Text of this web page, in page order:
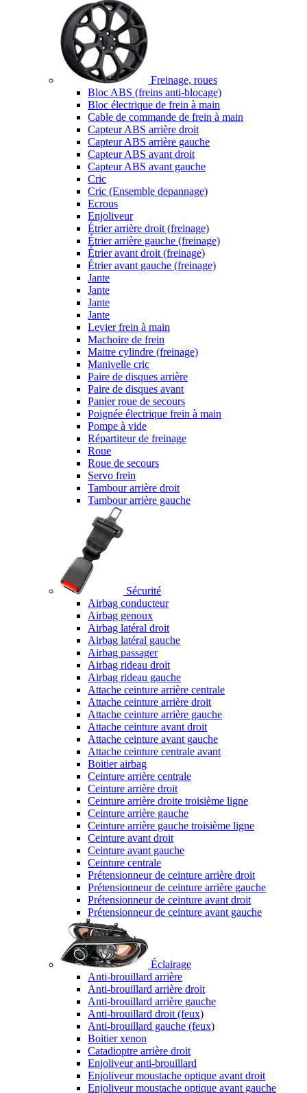
Freinage, roues
Bloc ABS (freins anti-blocage)
Bloc électrique de frein à main
Cable de commande de frein à main
Capteur ABS arrière droit
Capteur ABS arrière gauche
Capteur ABS avant droit
Capteur ABS avant gauche
Cric
Cric (Ensemble depannage)
Ecrous
Enjoliveur
Étrier arrière droit (freinage)
Étrier arrière gauche (freinage)
Étrier avant droit (freinage)
Étrier avant gauche (freinage)
Jante
Jante
Jante
Jante
Levier frein à main
Machoire de frein
Maitre cylindre (freinage)
Manivelle cric
Paire de disques arrière
Paire de disques avant
Panier roue de secours
Poignée électrique frein à main
Pompe à vide
Répartiteur de freinage
Roue
Roue de secours
Servo frein
Tambour arrière droit
Tambour arrière gauche
Sécurité
Airbag conducteur
Airbag genoux
Airbag latéral droit
Airbag latéral gauche
Airbag passager
Airbag rideau droit
Airbag rideau gauche
Attache ceinture arrière centrale
Attache ceinture arrière droit
Attache ceinture arrière gauche
Attache ceinture avant droit
Attache ceinture avant gauche
Attache ceinture centrale avant
Boitier airbag
Ceinture arrière centrale
Ceinture arrière droit
Ceinture arrière droite troisième ligne
Ceinture arrière gauche
Ceinture arrière gauche troisième ligne
Ceinture avant droit
Ceinture avant gauche
Ceinture centrale
Prétensionneur de ceinture arrière droit
Prétensionneur de ceinture arrière gauche
Prétensionneur de ceinture avant droit
Prétensionneur de ceinture avant gauche
Éclairage
Anti-brouillard arrière
Anti-brouillard arrière droit
Anti-brouillard arrière gauche
Anti-brouillard droit (feux)
Anti-brouillard gauche (feux)
Boitier xenon
Catadioptre arrière droit
Enjoliveur anti-brouillard
Enjoliveur moustache optique avant droit
Enjoliveur moustache optique avant gauche